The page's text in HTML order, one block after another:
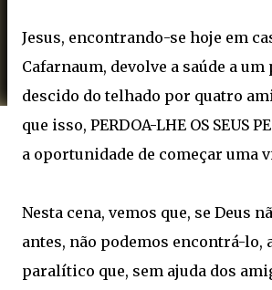
Jesus, encontrando-se hoje em
Cafarnaum, devolve a saúde a
descido do telhado por quatro
que isso, PERDOA-LHE OS SEUS
a oportunidade de começar uma
Nesta cena, vemos que, se Deus
antes, não podemos encontrá-lo,
paralítico que, sem ajuda dos